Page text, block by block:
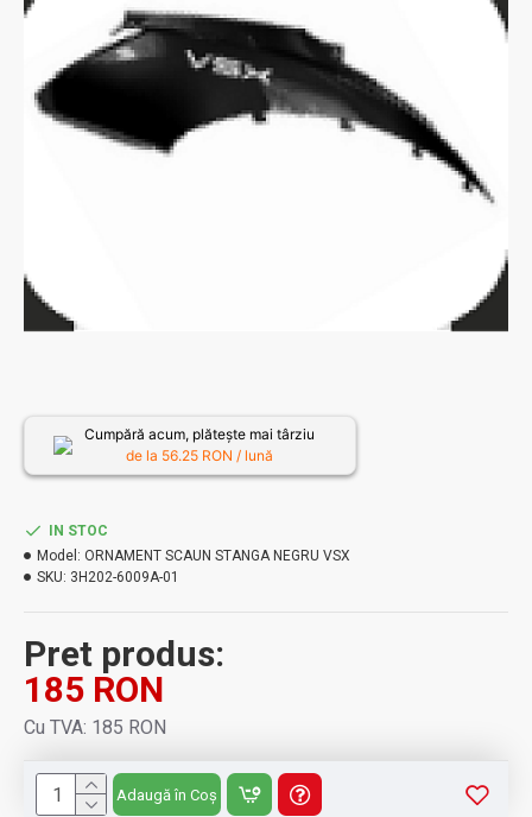
Pret produs:
185 RON
Cu TVA: 185 RON
IN STOC
Model: ORNAMENT SCAUN STANGA NEGRU VSX
SKU: 3H202-6009A-01
Adaugă în Coș
Cumpără acum, plătește mai târziu
de la 56.25 RON / lună